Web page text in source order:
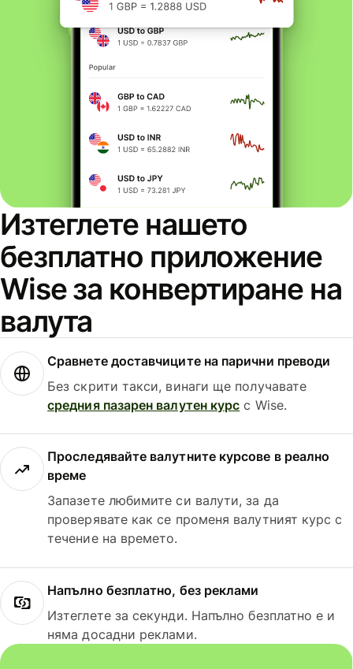
Изтеглете нашето
безплатно приложение
Wise за конвертиране на
валута
Сравнете доставчиците на парични преводи
Без скрити такси, винаги ще получавате
средния пазарен валутен курс с Wise.
Проследявайте валутните курсове в реално
време
Запазете любимите си валути, за да
проверявате как се променя валутният курс с
течение на времето.
Напълно безплатно, без реклами
Изтеглете за секунди. Напълно безплатно е и
няма досадни реклами.